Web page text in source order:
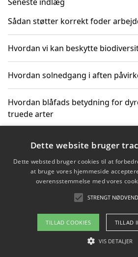
Sådan støtter korrekt foder
Hvordan vi kan beskytte
Hvordan solnedgang i aften
Hvordan blåfads betydning for
truede arter
Hvordan kan gaver til unge
Copyright 2026 -
Om / kontakt
Blog
Dette website bruger
Dette websted bruger cookies til at
at bruge vores hjemmeside
overensstemmelse med vores
STRENGT
TILLAD COOKIES TILLAD
VIS DETALJER